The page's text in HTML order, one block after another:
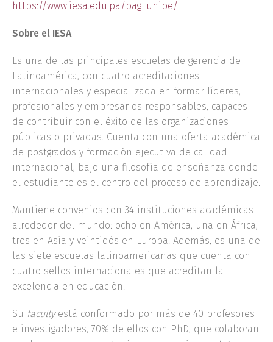
https://www.iesa.edu.pa/pag_unibe/.
Sobre el IESA
Es una de las principales escuelas de gerencia de
Latinoamérica, con cuatro acreditaciones
internacionales y especializada en formar líderes,
profesionales y empresarios responsables, capaces
de contribuir con el éxito de las organizaciones
públicas o privadas. Cuenta con una oferta académica
de postgrados y formación ejecutiva de calidad
internacional, bajo una filosofía de enseñanza donde
el estudiante es el centro del proceso de aprendizaje.
Mantiene convenios con 34 instituciones académicas
alrededor del mundo: ocho en América, una en África,
tres en Asia y veintidós en Europa. Además, es una de
las siete escuelas latinoamericanas que cuenta con
cuatro sellos internacionales que acreditan la
excelencia en educación.
Su facultyestá conformado por más de 40 profesores
e investigadores, 70% de ellos con PhD, que colaboran